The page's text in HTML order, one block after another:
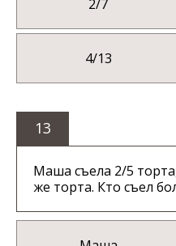
2/7
4/13
13
Маша съела 2/5
же торта. Кто съел